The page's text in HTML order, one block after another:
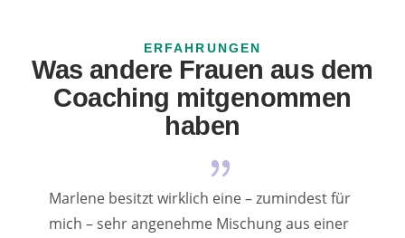
ERFAHRUNGEN
Was andere Frauen aus dem
Coaching mitgenommen
haben
Marlene besitzt wirklich eine – zumindest für
mich – sehr angenehme Mischung aus einer